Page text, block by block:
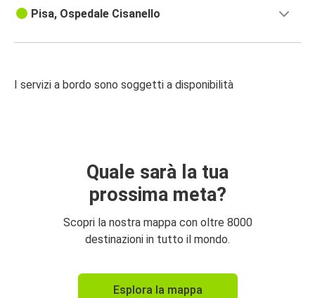
Pisa, Ospedale Cisanello
I servizi a bordo sono soggetti a disponibilità
Quale sarà la tua
prossima meta?
Scopri la nostra mappa con oltre 8000
destinazioni in tutto il mondo.
Esplora la mappa